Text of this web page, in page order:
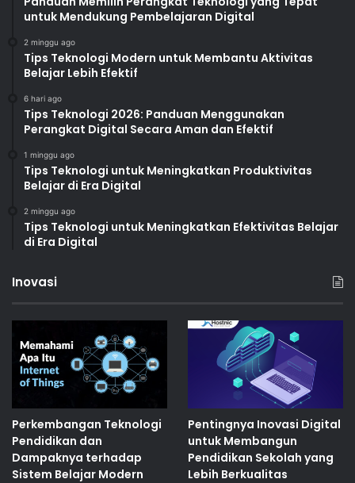
untuk Mendukung Pembelajaran Digital
2 minggu ago
Tips Teknologi Modern untuk Membantu Aktivitas
Belajar Lebih Efektif
6 hari ago
Tips Teknologi 2026: Panduan Menggunakan
Perangkat Digital Secara Aman dan Efektif
1 minggu ago
Tips Teknologi untuk Meningkatkan Produktivitas
Belajar di Era Digital
2 minggu ago
Tips Teknologi untuk Meningkatkan Efektivitas Belajar
di Era Digital
Inovasi
Perkembangan Teknologi
Pendidikan dan
Dampaknya terhadap
Sistem Belajar Modern
Pentingnya Inovasi Digital
untuk Membangun
Pendidikan Sekolah yang
Lebih Berkualitas